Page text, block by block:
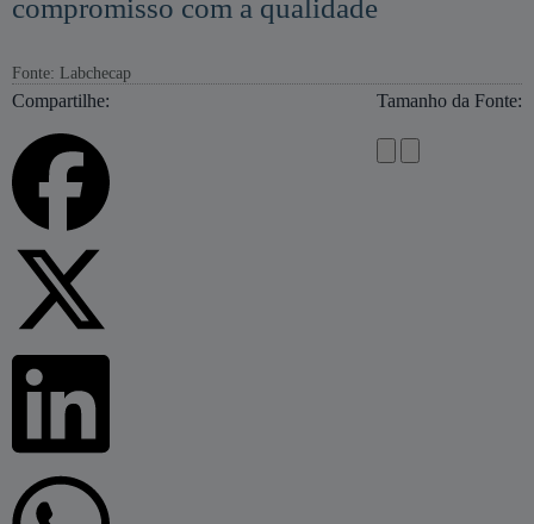
compromisso com a qualidade
Fonte: Labchecap
Compartilhe: Tamanho da Fonte: